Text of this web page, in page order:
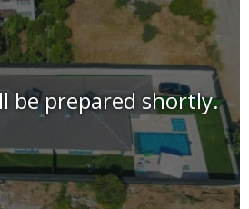
be prepared shortly.